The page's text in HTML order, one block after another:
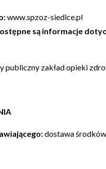
www.spzoz-siedlce.pl
są informacje
publiczny zakład opieki
dostawa